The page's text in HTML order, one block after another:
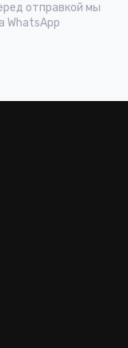
отправкой мы
WhatsApp